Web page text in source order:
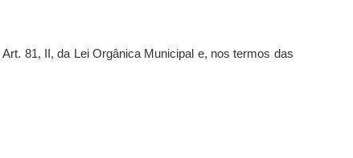
81, II, da Lei Orgânica Municipal e, nos termos das